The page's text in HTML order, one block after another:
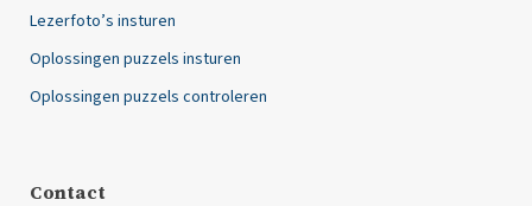
Lezerfoto’s insturen
Oplossingen puzzels insturen
Oplossingen puzzels controleren
Contact